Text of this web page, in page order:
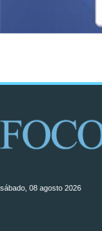
sábado, 08 agosto 2026